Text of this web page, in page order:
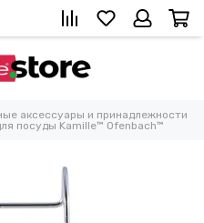
аксессуары и принадлежности
посуды Kamille™ Ofenbach™